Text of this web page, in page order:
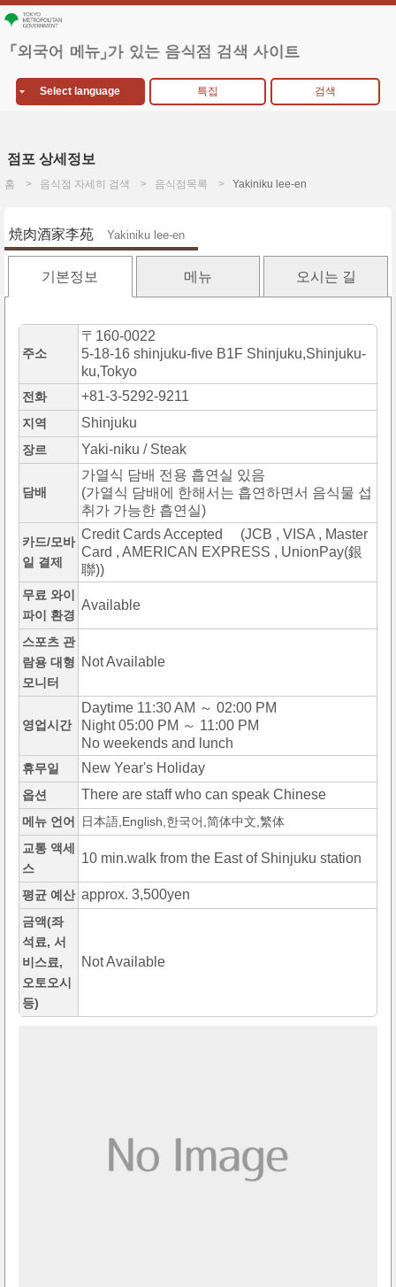
Select language 특집 검색
점포 상세정보
홈 음식점 자세히 검색 음식점목록 Yakiniku lee-en
焼肉酒家李苑 Yakiniku lee-en
기본정보 메뉴 오시는 길
주소
〒160-0022
5-18-16 shinjuku-five B1F Shinjuku,Shinjuku-
ku,Tokyo
전화 +81-3-5292-9211
지역 Shinjuku
장르 Yaki-niku / Steak
담배
가열식 담배 전용 흡연실 있음
(가열식 담배에 한해서는 흡연하면서 음식물 섭
취가 가능한 흡연실)
카드/모바
일 결제
Credit Cards Accepted (JCB , VISA , Master
Card , AMERICAN EXPRESS , UnionPay(銀
聯))
무료 와이
파이 환경
Available
스포츠 관
람용 대형
모니터
Not Available
영업시간
Daytime 11:30 AM ～ 02:00 PM
Night 05:00 PM ～ 11:00 PM
No weekends and lunch
휴무일 New Year's Holiday
옵션 There are staff who can speak Chinese
메뉴 언어
日本語,English,한국어,简体中文,繁体
교통 액세
스
10 min.walk from the East of Shinjuku station
평균 예산 approx. 3,500yen
금액(좌
석료, 서
비스료,
오토오시
등)
Not Available